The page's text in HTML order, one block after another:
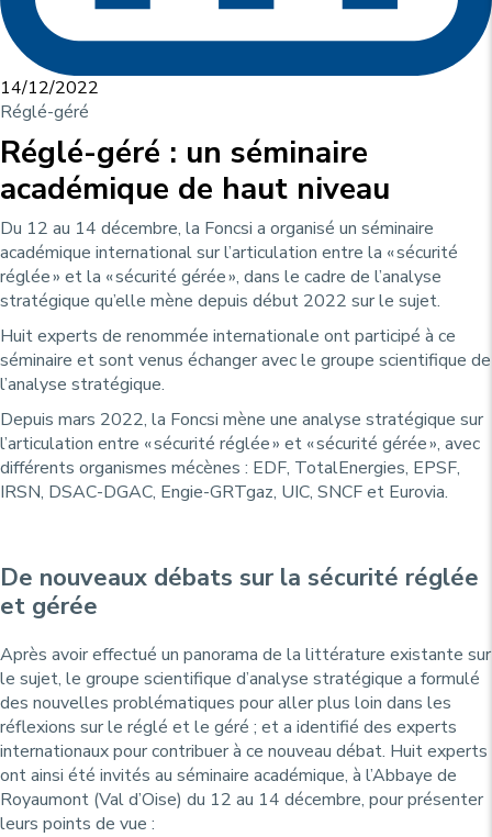
14/12/2022
Réglé-géré
Réglé-géré : un séminaire
académique de haut niveau
Du 12 au 14 décembre, la Foncsi a organisé un séminaire
académique international sur l’articulation entre la « sécurité
réglée » et la « sécurité gérée », dans le cadre de l’analyse
stratégique qu’elle mène depuis début 2022 sur le sujet.
Huit experts de renommée internationale ont participé à ce
séminaire et sont venus échanger avec le groupe scientifique de
l’analyse stratégique.
Depuis mars 2022, la Foncsi mène une analyse stratégique sur
l’articulation entre « sécurité réglée » et « sécurité gérée », avec
différents organismes mécènes : EDF, TotalEnergies, EPSF,
IRSN, DSAC-DGAC, Engie-GRTgaz, UIC, SNCF et Eurovia.
De nouveaux débats sur la sécurité réglée
et gérée
Après avoir effectué un panorama de la littérature existante sur
le sujet, le groupe scientifique d’analyse stratégique a formulé
des nouvelles problématiques pour aller plus loin dans les
réflexions sur le réglé et le géré ; et a identifié des experts
internationaux pour contribuer à ce nouveau débat. Huit experts
ont ainsi été invités au séminaire académique, à l’Abbaye de
Royaumont (Val d’Oise) du 12 au 14 décembre, pour présenter
leurs points de vue :